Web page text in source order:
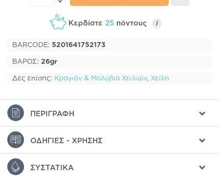
Κερδίστε 25 πόντους i
BARCODE: 5201641752173
ΒΑΡΟΣ: 26gr
Δες επίσης: Κραγιόν & Μολύβια Χειλιών, Χείλη
ΠΕΡΙΓΡΑΦΉ
ΟΔΗΓΊΕΣ - ΧΡΉΣΗΣ
ΣΥΣΤΑΤΙΚΆ